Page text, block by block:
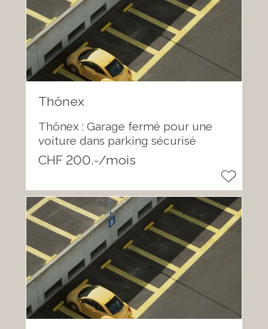
Thônex
Thônex : Garage fermé pour une
voiture dans parking sécurisé
CHF 200.-/mois